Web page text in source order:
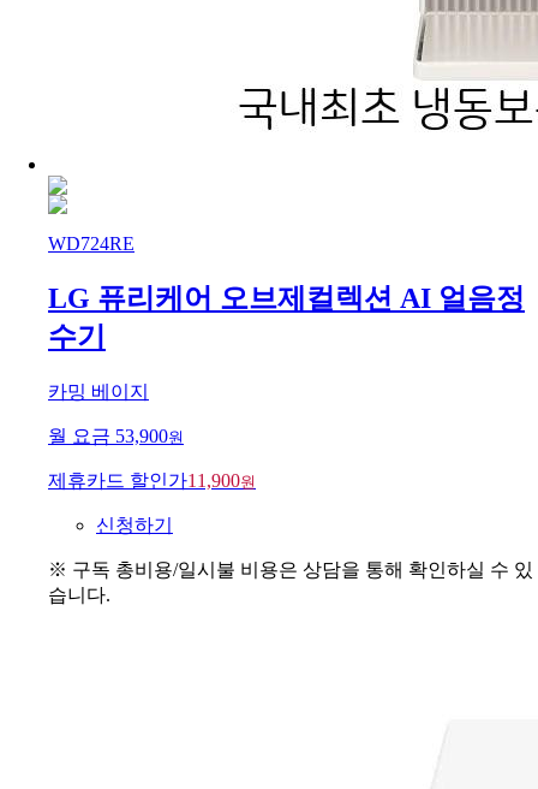
WD724RE
LG 퓨리케어 오브제컬렉션 AI 얼음정
수기
카밍 베이지
월 요금 53,900원
제휴카드 할인가11,900원
신청하기
※ 구독 총비용/일시불 비용은 상담을 통해 확인하실 수 있
습니다.